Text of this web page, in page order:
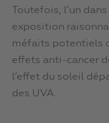
Toutefois, l’un
exposition
méfaits potentiels
effets anti-cancer
l’effet du soleil
des UVA.